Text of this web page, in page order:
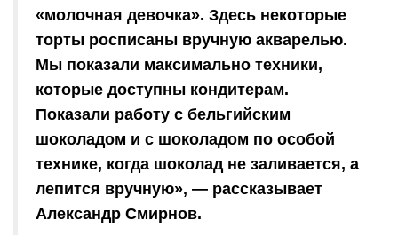
«молочная девочка». Здесь некоторые
торты росписаны вручную акварелью.
Мы показали максимально техники,
которые доступны кондитерам.
Показали работу с бельгийским
шоколадом и с шоколадом по особой
технике, когда шоколад не заливается, а
лепится вручную», — рассказывает
Александр Смирнов.